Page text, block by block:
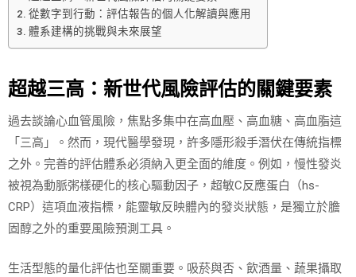
從數字到行動：評估報告的個人化解讀與應用
體系建構的挑戰與未來展望
超越三高：新世代風險評估的關鍵要素
過去談論心血管風險，焦點多集中在高血壓、高血糖、高血脂這
「三高」。然而，現代醫學發現，許多隱形殺手潛伏在傳統指標
之外。完善的評估體系必須納入更全面的維度。例如，慢性發炎
被視為動脈粥樣硬化的核心驅動因子，超敏C反應蛋白（hs-
CRP）這項血液指標，能靈敏反映體內的發炎狀態，是獨立於膽
固醇之外的重要風險預測工具。
生活型態的量化評估也至關重要。吸菸與否、飲酒量、蔬果攝取